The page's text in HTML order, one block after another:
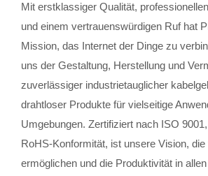
Mit erstklassiger Qualität,
und einem vertrauenswürdigen Ruf hat
Mission, das Internet der Dinge zu
uns der Gestaltung, Herstellung und
zuverlässiger industrietauglicher
drahtloser Produkte für vielseitige
Umgebungen. Zertifiziert nach ISO
RoHS-Konformität, ist unsere Vision,
ermöglichen und die Produktivität in